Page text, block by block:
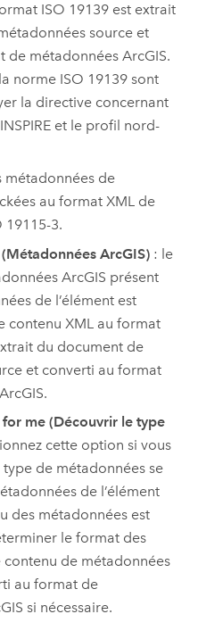
ISO 19139 est extrait
source et
de métadonnées ArcGIS.
norme ISO 19139 sont
la directive concernant
et le profil nord-
métadonnées de
au format XML de
19115-3.
ArcGIS) : le
ArcGIS présent
de l’élément est
contenu XML au format
du document de
et converti au format
me (Découvrir le type
cette option si vous
type de métadonnées se
de l’élément
des métadonnées est
le format des
contenu de métadonnées
au format de
si nécessaire.